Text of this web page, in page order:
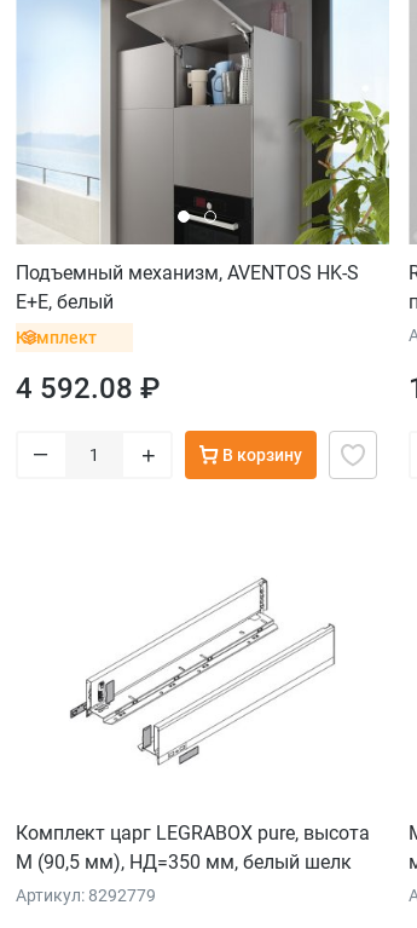
Подъемный механизм, AVENTOS HK-S
E+E, белый
Комплект
4 592.08 ₽
– + В корзину
Комплект царг LEGRABOX pure, высота
M (90,5 мм), НД=350 мм, белый шелк
Артикул: 8292779